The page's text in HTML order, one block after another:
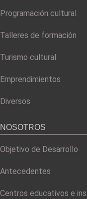
Programación cultural
Talleres de formación
Turismo cultural
Emprendimientos
Diversos
NOSOTROS
Objetivo de Desarrollo
Antecedentes
Centros educativos e